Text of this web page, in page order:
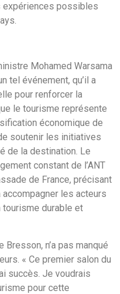
expériences possibles
Mohamed Warsama
tel événement, qu’il a
pour renforcer la
le tourisme représente
économique de
soutenir les initiatives
de la destination. Le
constant de l’ANT
de France, précisant
les acteurs
tourisme durable et
Bresson, n’a pas manqué
« Ce premier salon du
succès. Je voudrais
pour cette